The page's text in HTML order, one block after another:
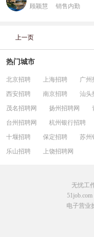
顾颖慧 销售内勤
上一页
热门城市
北京招聘 上海招聘 广州
西安招聘
南京招聘 汕头
茂名招聘网
扬州招聘网
台州招聘网
杭州银行招聘
十堰招聘
保定招聘 苏州
乐山招聘
上饶招聘网
无忧工
51job.com
电子营业